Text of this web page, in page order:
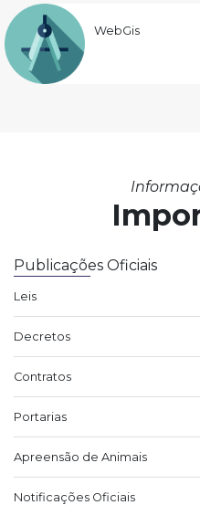
WebGis
Publicações Oficiais
Leis
Decretos
Contratos
Portarias
Apreensão de Animais
Notificações Oficiais